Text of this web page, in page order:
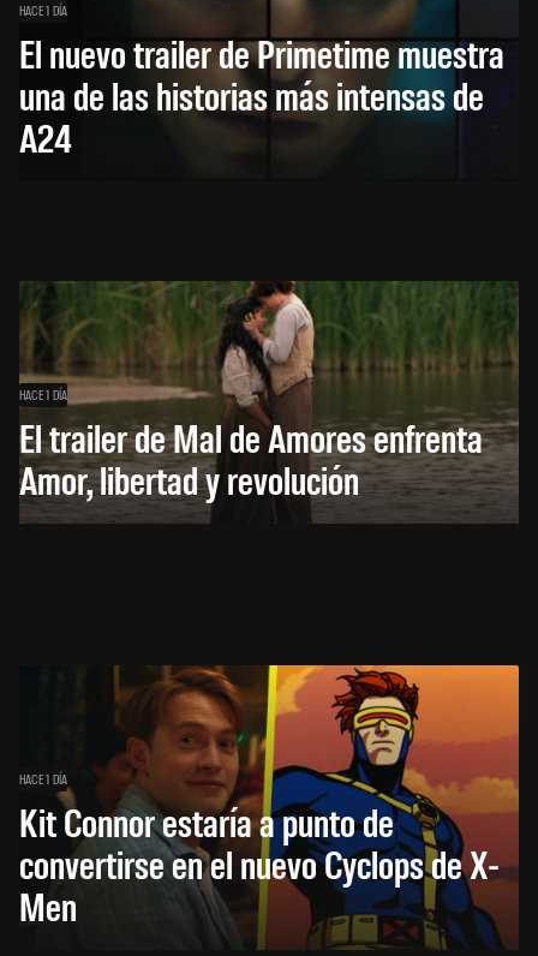
HACE 1 DÍA
El nuevo trailer de Primetime muestra
una de las historias más intensas de
A24
HACE 1 DÍA
El trailer de Mal de Amores enfrenta
Amor, libertad y revolución
HACE 1 DÍA
Kit Connor estaría a punto de
convertirse en el nuevo Cyclops de X-
Men